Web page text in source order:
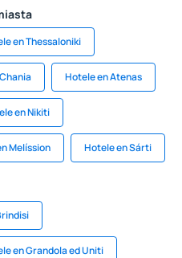
en Thessaloniki
Hotele en Atenas
en Nikiti
Melíssion Hotele en Sárti
en Grandola ed Uniti